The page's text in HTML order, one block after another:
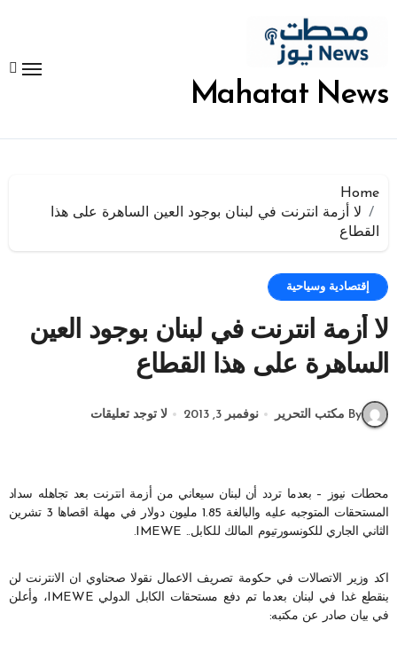
المحتوى
Mahatat News
Home
لا أزمة انترنت في لبنان بوجود العين الساهرة على هذا
القطاع
إقتصادية وسياحية
لا أزمة انترنت في لبنان بوجود العين
الساهرة على هذا القطاع
By مكتب التحرير نوفمبر 3, 2013 لا توجد تعليقات
محطات نيوز – بعدما تردد أن لبنان سيعاني من أزمة انترنت بعد تجاهله سداد
المستحقات المتوجبه عليه والبالغة 1.85 مليون دولار في مهلة اقصاها 3 تشرين
الثاني الجاري للكونسورتيوم المالك للكابل.. IMEWE.
اكد وزير الاتصالات في حكومة تصريف الاعمال نقولا صحناوي ان الانترنت لن
ينقطع غدا في لبنان بعدما تم دفع مستحقات الكابل الدولي IMEWE، وأعلن
في بيان صادر عن مكتبه: